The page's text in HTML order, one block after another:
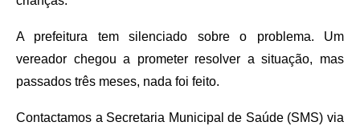
A prefeitura tem silenciado sobre o problema. Um
vereador chegou a prometer resolver a situação, mas
passados três meses, nada foi feito.
Contactamos a Secretaria Municipal de Saúde (SMS) via